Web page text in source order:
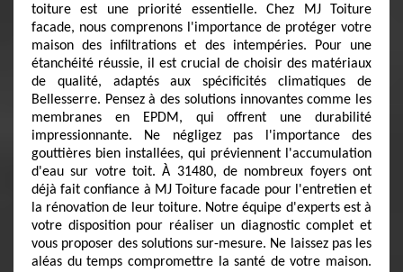
toiture est une priorité essentielle. Chez MJ Toiture
facade, nous comprenons l'importance de protéger votre
maison des infiltrations et des intempéries. Pour une
étanchéité réussie, il est crucial de choisir des matériaux
de qualité, adaptés aux spécificités climatiques de
Bellesserre. Pensez à des solutions innovantes comme les
membranes en EPDM, qui offrent une durabilité
impressionnante. Ne négligez pas l'importance des
gouttières bien installées, qui préviennent l'accumulation
d'eau sur votre toit. À 31480, de nombreux foyers ont
déjà fait confiance à MJ Toiture facade pour l'entretien et
la rénovation de leur toiture. Notre équipe d'experts est à
votre disposition pour réaliser un diagnostic complet et
vous proposer des solutions sur-mesure. Ne laissez pas les
aléas du temps compromettre la santé de votre maison.